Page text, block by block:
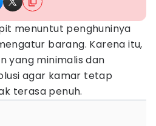
menuntut penghuninya
barang. Karena itu,
yang minimalis dan
agar kamar tetap
terasa penuh.